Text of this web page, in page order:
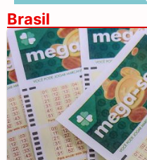
Brasil